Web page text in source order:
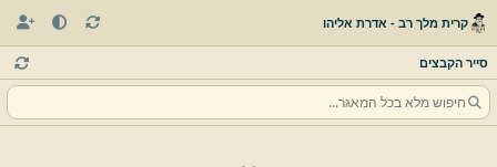
קרית מלך רב - אדרת אליהו
סייר הקבצים